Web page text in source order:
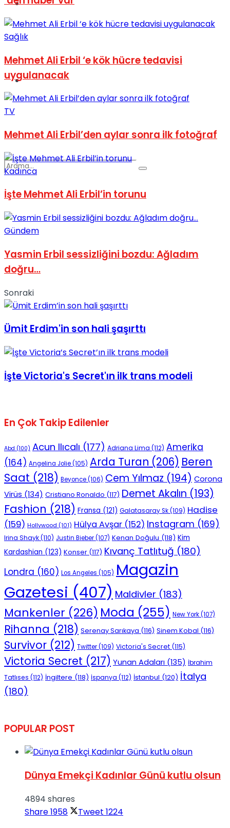
Spor
Podcast
Sağlık
Mehmet Ali Erbil ‘e kök hücre tedavisi
uygulanacak
TV
Mehmet Ali Erbil’den aylar sonra ilk fotoğraf
Kadınca
İşte Mehmet Ali Erbil’in torunu
Gündem
Yasmin Erbil sessizliğini bozdu: Ağladım
doğru…
Sonraki
Ümit Erdim'in son hali şaşırttı
İşte Victoria's Secret'ın ilk trans modeli
En Çok Takip Edilenler
Abd (100) Acun Ilıcalı (177) Adriana Lima (112) Amerika
(164) Angelina Jolie(105) Arda Turan (206) Beren
Saat (218) Beyonce(106) Cem Yılmaz (194) Corona
Virüs (134) Cristiano Ronaldo (117) Demet Akalın (193)
Fashion (218) Fransa (121) Galatasaray Sk(109) Hadise
(159) Hollywood (101) Hülya Avşar (152) Instagram (169)
Irina Shayk(110) Justin Bieber(107) Kenan Doğulu (118) Kim
Kardashian (123) Konser (117) Kıvanç Tatlıtuğ (180)
Londra (160) Los Angeles (105) Magazin
Gazetesi (407) Maldivler (183)
Mankenler (226) Moda (255) New York(107)
Rihanna (218) Serenay Sarıkaya (116) Sinem Kobal (116)
Survivor (212) Twitter(109) Victoria's Secret (115)
Victoria Secret (217) Yunan Adaları (135) İbrahim
Tatlıses (112) İngiltere (118) İspanya (112) İstanbul (120) İtalya
(180)
POPULAR POST
Dünya Emekçi Kadınlar Günü kutlu olsun
4894 shares
Share1958 Tweet 1224